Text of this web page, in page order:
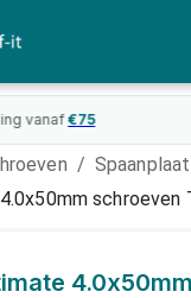
vanaf €75
/
schroeven